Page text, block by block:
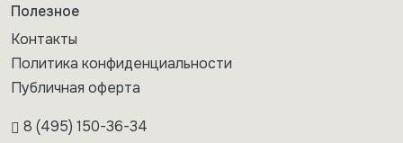
Полезное
Контакты
Политика конфиденциальности
Публичная оферта
8 (495) 150-36-34